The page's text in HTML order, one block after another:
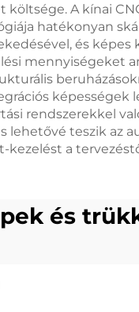
költsége. A kínai
hatékonyan
és képes
mennyiségeket
képességek
rendszerekkel
lehetővé teszik az
kezelést a
és